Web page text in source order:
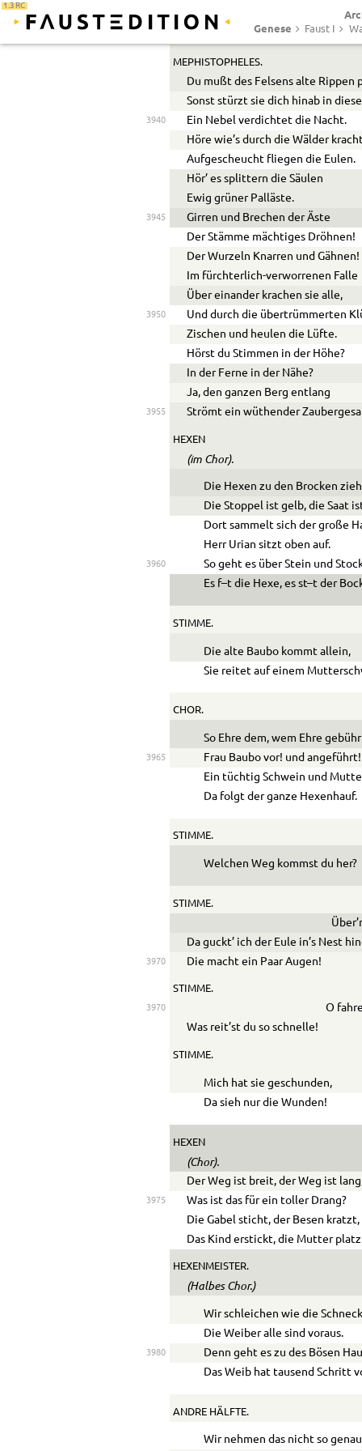
1.3 RC
Genese
Faust I
Wie ras’t die Windsbraut durch
Mit welchen Schlägen trifft sie
MEPHISTOPHELES.
Du mußt des Felsens alte Rippen
Sonst stürzt sie dich hinab in
3940
Ein Nebel verdichtet die Nacht.
Höre wie’s durch die Wälder
Aufgescheucht fliegen die Eulen.
Hör’ es splittern die Säulen
Ewig grüner Palläste.
3945
Girren und Brechen der Äste
Der Stämme mächtiges Dröhnen!
Der Wurzeln Knarren und Gähnen!
Im fürchterlich-verworrenen Falle
Über einander krachen sie alle,
3950
Und durch die übertrümmerten
Zischen und heulen die Lüfte.
Hörst du Stimmen in der Höhe?
In der Ferne in der Nähe?
Ja, den ganzen Berg entlang
3955 Strömt ein wüthender
HEXEN
(im Chor).
Die Hexen zu den Brocken
Die Stoppel ist gelb, die Saat
Dort sammelt sich der große
Herr Urian sitzt oben auf.
3960
So geht es über Stein und
Es f–t die Hexe, es st–t der
STIMME.
Die alte Baubo kommt allein,
Sie reitet auf einem
CHOR.
So Ehre dem, wem Ehre
3965
Frau Baubo vor! und angeführt!
Ein tüchtig Schwein und
Da folgt der ganze Hexenhauf.
STIMME.
Welchen Weg kommst du her?
STIMME.
Da guckt’ ich der Eule in’s Nest
3970 Die macht ein Paar Augen!
STIMME.
3970
O
Was reit’st du so schnelle!
STIMME.
Mich hat sie geschunden,
Da sieh nur die Wunden!
HEXEN
(Chor).
Der Weg ist breit, der Weg ist
3975
Was ist das für ein toller Drang?
Die Gabel sticht, der Besen kratzt,
Das Kind erstickt, die Mutter
HEXENMEISTER.
(Halbes Chor.)
Wir schleichen wie die
Die Weiber alle sind voraus.
3980
Denn geht es zu des Bösen
Das Weib hat tausend Schritt
ANDRE HÄLFTE.
Wir nehmen das nicht so